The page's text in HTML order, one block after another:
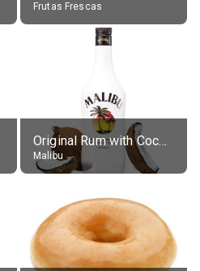
Frutas Frescas
Original Rum with Coconut Flavour (21% alc.)
Malibu